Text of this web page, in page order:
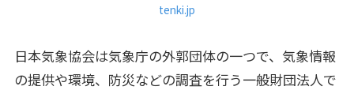
tenki.jp
日本気象協会は気象庁の外郭団体の一つで、気象情報
の提供や環境、防災などの調査を行う一般財団法人で